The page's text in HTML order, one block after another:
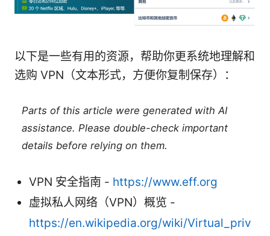
以下是一些有用的资源，帮助你更系统地理解和
选购 VPN（文本形式，方便你复制保存）：
Parts of this article were generated with AI
assistance. Please double-check important
details before relying on them.
VPN 安全指南 - https://www.eff.org
虚拟私人网络（VPN）概览 -
https://en.wikipedia.org/wiki/Virtual_priv